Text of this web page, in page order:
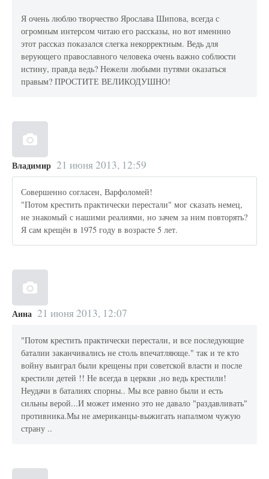
Я очень люблю творчество Ярослава Шипова, всегда с
огромным интерсом читаю его рассказы, но вот именнно
этот рассказ показался слегка некорректным. Ведь для
верующего православного человека очень важно соблюсти
истину, правда ведь? Нежели любыми путями оказаться
правым? ПРОСТИТЕ ВЕЛИКОДУШНО!
Владимир 21 июня 2013, 12:59
Совершенно согласен, Варфоломей!
"Потом крестить практически перестали" мог сказать немец,
не знакомый с нашими реалиями, но зачем за ним повторять?
Я сам крещён в 1975 году в возрасте 5 лет.
Анна 21 июня 2013, 12:07
"Потом крестить практически перестали, и все последующие
баталии заканчивались не столь впечатляюще." так и те кто
войну выиграл были крещены при советской власти и после
крестили детей !! Не всегда в церкви ,но ведь крестили!
Неудачи в баталиях спорны.. Мы все равно были и есть
сильны верой...И может именно это не давало "раздавливать"
противника.Мы не американцы-выжигать напалмом чужую
страну ..